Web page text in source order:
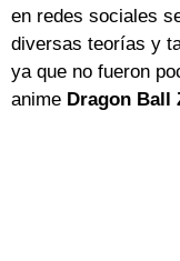
en redes sociales
diversas teorías y
ya que no fueron
anime Dragon Ball